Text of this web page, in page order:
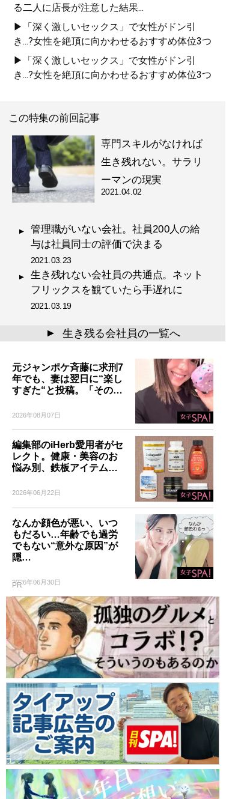
る二人に店長が注意した結果...
▶「深く激しいセックス」で女性がドン引
き...?女性を絶頂に向かわせるおすすめ体位3つ
▶「深く激しいセックス」で女性がドン引
き...?女性を絶頂に向かわせるおすすめ体位3つ
この特集の前回記事
専門スキルがなければ
生き残れない。サラリ
ーマンの現実
2021.04.02
管理職がいない会社。社員200人の給
与は社員同士の評価で決まる
2021.03.23
生き残れない会社員の共通点。ネット
フリックスを観ていたら手遅れに
2021.03.19
▲ 生き残る会社員の一覧へ
元ジャンポケ斉藤に求刑7
年でも、妻は翌日に“楽し
すぎた“と投稿。「その…
2026年08月07日
編集部のiHerb愛用者がセ
レクト。健康・美容のお
悩み別、鉄板アイテム…
2026年06月22日
なんか顔色が悪い、いつ
もだるい…年齢でも過労
でもない“意外な原因”が
隠…
2026年06月30日
PR